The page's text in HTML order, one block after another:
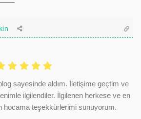
sayesinde aldım. İletişime geçtim ve
ilgilendiler. İlgilenen herkese ve en
hocama teşekkürlerimi sunuyorum.